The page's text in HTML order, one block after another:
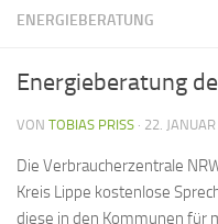
ENERGIEBERATUNG
Energieberatung
VON TOBIAS PRISS · 22.
Die Verbraucherzentrale
Kreis Lippe kostenlose
diese in den Kommunen für